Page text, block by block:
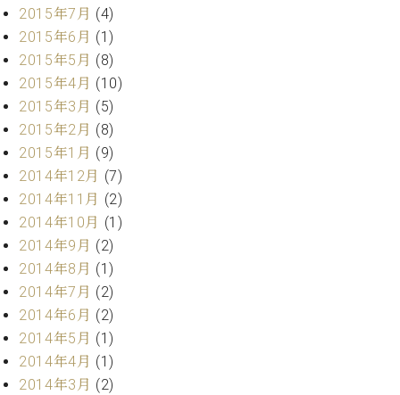
ン
C.BECHSTEIN
Digital(ベ
ヒ
シ
ュ
タ
イ
ン
デ
ジ
タ
ル)
【ユ
ーロ
ピア
ノ特
選中
古】
イ
ベ
ン
情
報
八
王
子
房
ブ
ロ
グ
2015年7月 (4)
2015年6月 (1)
2015年5月 (8)
2015年4月 (10)
2015年3月 (5)
2015年2月 (8)
2015年1月 (9)
2014年12月 (7)
2014年11月 (2)
2014年10月 (1)
2014年9月 (2)
2014年8月 (1)
2014年7月 (2)
2014年6月 (2)
2014年5月 (1)
2014年4月 (1)
2014年3月 (2)